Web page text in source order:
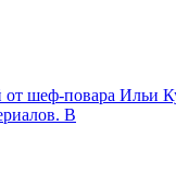
от шеф-повара
В